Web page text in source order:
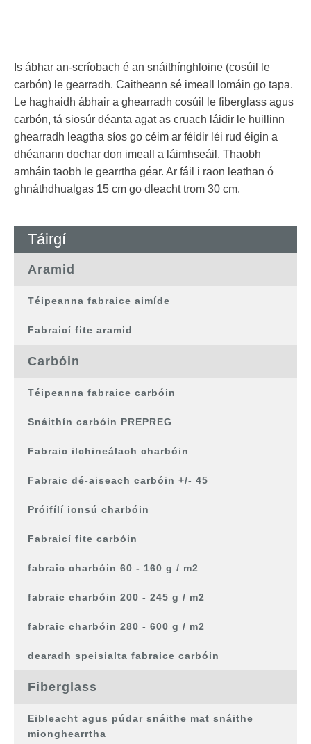
Táirgí
Aramid
Téipeanna fabraice aimíde
Fabraicí fite aramid
Carbóin
Téipeanna fabraice carbóin
Snáithín carbóin PREPREG
Fabraic ilchineálach charbóin
Fabraic dé-aiseach carbóin +/- 45
Próifílí ionsú charbóin
Fabraicí fite carbóin
fabraic charbóin 60 - 160 g / m2
fabraic charbóin 200 - 245 g / m2
fabraic charbóin 280 - 600 g / m2
dearadh speisialta fabraice carbóin
Fiberglass
Eibleacht agus púdar snáithe mat snáithe
mionghearrtha
Is ábhar an-scríobach é an snáithínghloine (cosúil le
carbón) le gearradh. Caitheann sé imeall lomáin go tapa.
Le haghaidh ábhair a ghearradh cosúil le fiberglass agus
carbón, tá siosúr déanta agat as cruach láidir le huillinn
ghearradh leagtha síos go céim ar féidir léi rud éigin a
dhéanann dochar don imeall a láimhseáil. Thaobh
amháin taobh le gearrtha géar. Ar fáil i raon leathan ó
ghnáthdhualgas 15 cm go dleacht trom 30 cm.